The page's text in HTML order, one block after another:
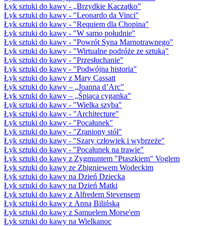
Łyk sztuki do kawy - „Brzydkie Kaczątko”
Łyk sztuki do kawy - "Leonardo da Vinci"
Łyk sztuki do kawy - "Requiem dla Chopina"
Łyk sztuki do kawy - "W samo południe"
Łyk sztuki do kawy - "Powrót Syna Marnotrawnego"
Łyk sztuki do kawy - "Wirtualne podróże ze sztuką"
Łyk sztuki do kawy - "Przesłuchanie"
Łyk sztuki do kawy - "Podwójna historia"
Łyk sztuki do kawy z Mary Cassatt
Łyk sztuki do kawy – „Joanna d’Arc”
Łyk sztuki do kawy – „Śpiąca cyganka”
Łyk sztuki do kawy - "Wielka szyba"
Łyk sztuki do kawy - "Architecture"
Łyk sztuki do kawy - "Pocałunek"
Łyk sztuki do kawy - "Zraniony stół"
Łyk sztuki do kawy - "Szary człowiek i wybrzeże"
Łyk sztuki do kawy - "Pocałunek na trawie"
Łyk sztuki do kawy z Zygmuntem "Ptaszkiem" Voglem
Łyk sztuki do kawy ze Zbigniewem Wodeckim
Łyk sztuki do kawy na Dzień Dziecka
Łyk sztuki do kawy na Dzień Matki
Łyk sztuki do kawy z Alfredem Stevensem
Łyk sztuki do kawy z Anną Bilińską
Łyk sztuki do kawy z Samuelem Morse'em
Łyk sztuki do kawy na Wielkanoc